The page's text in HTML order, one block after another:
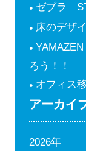
ゼブラ
床のデザ
ろう！！
オフィス
アーカイ
2026年